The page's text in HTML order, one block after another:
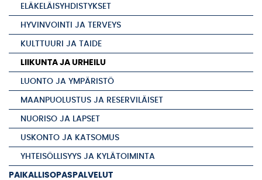
ELÄKELÄISYHDISTYKSET
HYVINVOINTI JA TERVEYS
KULTTUURI JA TAIDE
LIIKUNTA JA URHEILU
LUONTO JA YMPÄRISTÖ
MAANPUOLUSTUS JA RESERVILÄISET
NUORISO JA LAPSET
USKONTO JA KATSOMUS
YHTEISÖLLISYYS JA KYLÄTOIMINTA
PAIKALLISOPASPALVELUT